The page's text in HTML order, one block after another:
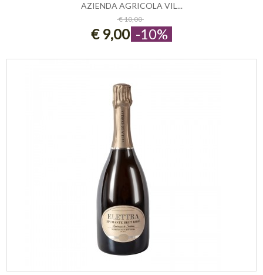
AGGIUNGI AL CARRELLO
AZIENDA AGRICOLA VIL...
€ 10,00
€ 9,00 -10%